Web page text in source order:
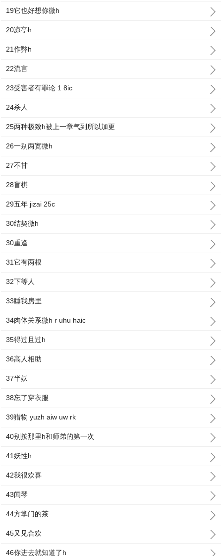
19它也好想你微h
20凉亭h
21作弊h
22流言
23受害者有罪论 1 8ic
24杀人
25两种极致h被上一章气到所以加更
26一别两宽微h
27不甘
28盲棋
29五年 jizai 25c
30结契微h
30重逢
31它有两根
32下等人
33睡我房里
34肉体关系微h r uhu haic
35得过且过h
36高人相助
37半妖
38忘了穿衣服
39猎物 yuzh aiw uw rk
40别按那里h和师弟的第一次
41妖性h
42我很欢喜
43闻琴
44方掌门的茶
45又见合欢
46你进去就知道了h